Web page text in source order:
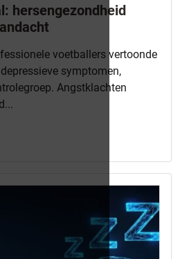
hersengezondheid
voetballers vertoonde
symptomen,
Angstklachten